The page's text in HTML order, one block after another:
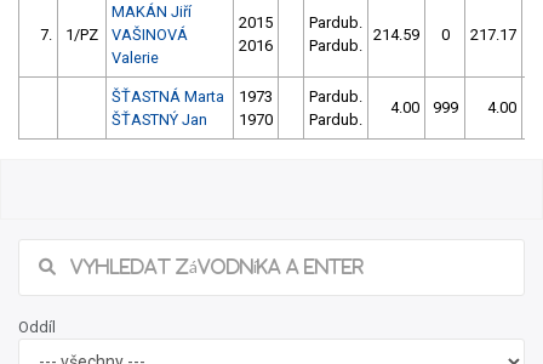
7. 1/PZ
MAKÁN Jiří
VAŠINOVÁ
Valerie
2015
2016
Pardub.
Pardub.
214.59 0 217.17
ŠŤASTNÁ Marta
ŠŤASTNÝ Jan
1973
1970
Pardub.
Pardub.
4.00 999 4.00
Oddíl